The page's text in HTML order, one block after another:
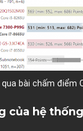
qua bài chấm điểm
của hệ thống